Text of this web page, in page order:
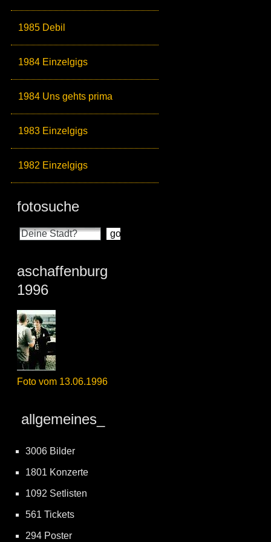
1985 Debil
1984 Einzelgigs
1984 Uns gehts prima
1983 Einzelgigs
1982 Einzelgigs
fotosuche
aschaffenburg
1996
Foto vom 13.06.1996
allgemeines_
3006 Bilder
1801 Konzerte
1092 Setlisten
561 Tickets
294 Poster